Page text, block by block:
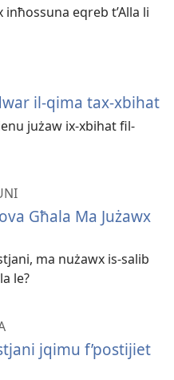
eqreb t’Alla li
il-qima tax-xbihat
jużaw ix-xbihat fil-
Għala Ma Jużawx
ma nużawx is-salib
le?
jqimu f’postijiet